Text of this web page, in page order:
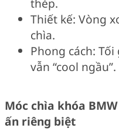
thép.
Thiết kế: Vòng
chìa.
Phong cách:
vẫn “cool ngầu”.
Móc chìa khóa
ấn riêng biệt